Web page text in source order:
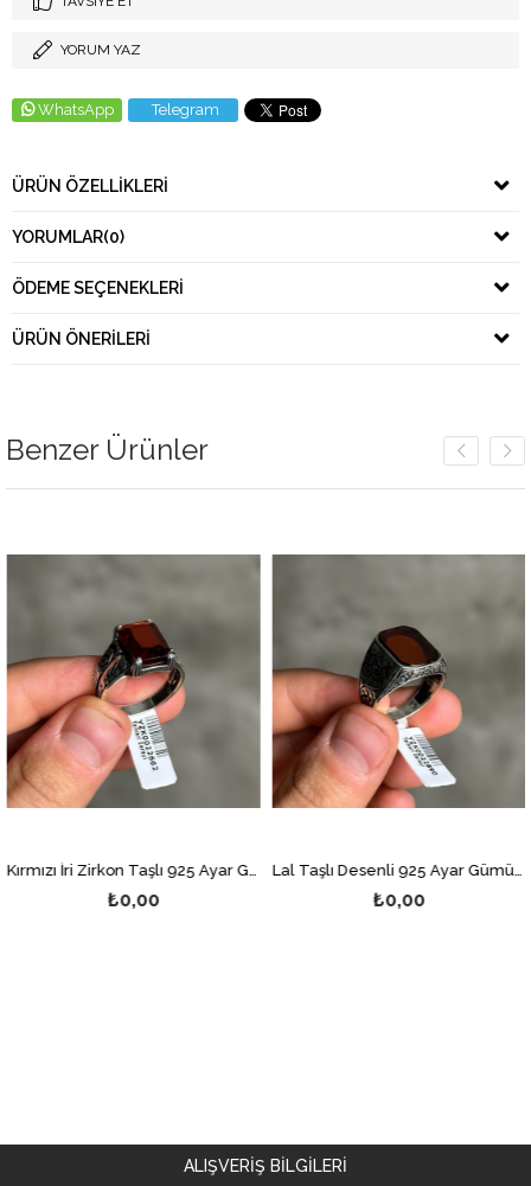
YORUM YAZ
WhatsApp Telegram
ÜRÜN ÖZELLIKLERI
YORUMLAR(0)
ÖDEME SEÇENEKLERI
ÜRÜN ÖNERILERI
Benzer Ürünler
Kırmızı İri Zirkon Taşlı 925 Ayar Gümüş Erkek Yüzük
₺0,00
Lal Taşlı Desenli 925 Ayar Gümüş Erkek Yüzük
₺0,00
ALIŞVERİŞ BİLGİLERİ